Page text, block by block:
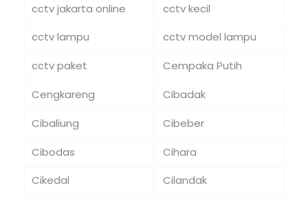
cctv jakarta online
cctv kecil
cctv lampu
cctv model lampu
cctv paket
Cempaka Putih
Cengkareng
Cibadak
Cibaliung
Cibeber
Cibodas
Cihara
Cikedal
Cilandak